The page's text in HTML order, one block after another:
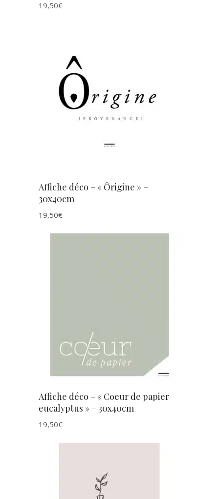
19,50€
AJOUTER AU PANIER
Affiche déco – « Ôrigine » –
30x40cm
19,50€
Affiche déco – « Coeur de papier
eucalyptus » – 30x40cm
19,50€